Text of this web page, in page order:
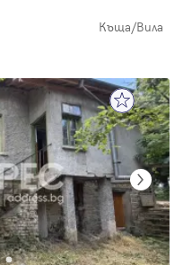
Къща/Вила